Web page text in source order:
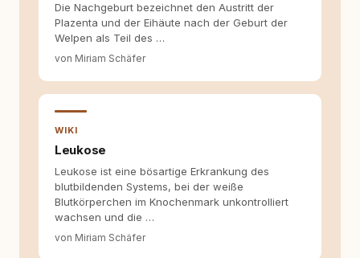
fundiert und für unsere Leser wirklich
hilfreich sind? Ich glaube, dass Emotionen
allein nicht ausreichen. Gute Entscheidungen
entstehen dort, wo Information,
Die Nachgeburt bezeichnet den Austritt der
Plazenta und der Eihäute nach der Geburt der
Welpen als Teil des …
von Miriam Schäfer
WIKI
Leukose
Leukose ist eine bösartige Erkrankung des
blutbildenden Systems, bei der weiße
Blutkörperchen im Knochenmark unkontrolliert
wachsen und die …
von Miriam Schäfer